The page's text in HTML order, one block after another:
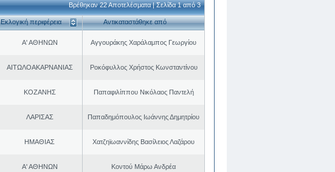
Βρέθηκαν 22 Αποτελέσματα | Σελίδα 1 από 3
Εκλογική περιφέρεια Αντικαταστάθηκε από
Α' ΑΘΗΝΩΝ Αγγουράκης Χαράλαμπος Γεωργίου
ΑΙΤΩΛΟΑΚΑΡΝΑΝΙΑΣ Ροκόφυλλος Χρήστος Κωνσταντίνου
ΚΟΖΑΝΗΣ Παπαφιλίππου Νικόλαος Παντελή
ΛΑΡΙΣΑΣ Παπαδημόπουλος Ιωάννης Δημητρίου
ΗΜΑΘΙΑΣ Χατζηϊωαννίδης Βασίλειος Λαζάρου
Α' ΑΘΗΝΩΝ Κοντού Μάρω Ανδρέα